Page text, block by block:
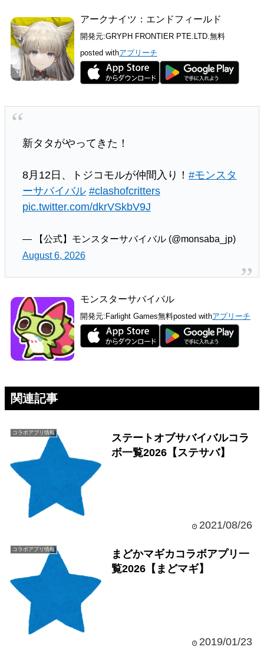
アークナイツ：エンドフィールド
開発元:GRYPH FRONTIER PTE.LTD.無料
posted withアプリーチ
新タタがやってきた！
8月12日、トジコモルが仲間入り！ #モンスタ
ーサバイバル #clashofcritters
pic.twitter.com/dkrVSkbV9J
— 【公式】モンスターサバイバル (@monsaba_jp)
August 6, 2026
モンスターサバイバル
開発元: Farlight Games無料posted withアプリーチ
関連記事
コラボアプリ情報
ステートオブサバイバルコラ
ボ一覧2026【ステサバ】
2021/08/26
コラボアプリ情報
まどかマギカコラボアプリ一
覧2026【まどマギ】
2019/01/23